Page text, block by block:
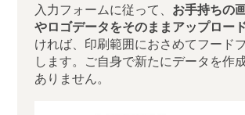
※本日ご注文で08月28日
400枚
見積書
23,991円（税別）
1枚 約60.0円（税別）
入力フォームに従って、 お手持ちの
やロゴデータをそのままアップロー
ければ、印刷範囲におさめてフード
します。ご自身で新たにデータを作
ありません。